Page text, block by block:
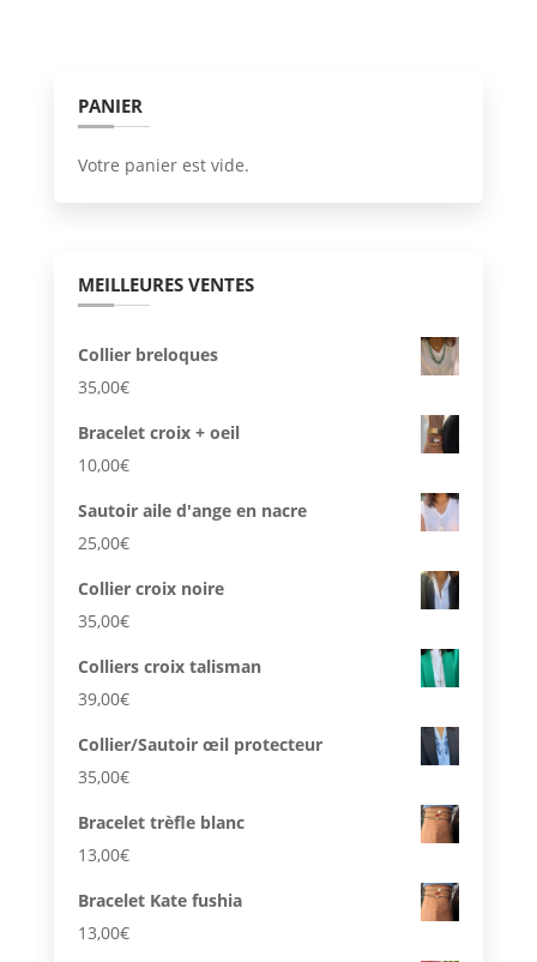
PANIER
Votre panier est vide.
MEILLEURES VENTES
Collier breloques
35,00€
Bracelet croix + oeil
10,00€
Sautoir aile d'ange en nacre
25,00€
Collier croix noire
35,00€
Colliers croix talisman
39,00€
Collier/Sautoir œil protecteur
35,00€
Bracelet trèfle blanc
13,00€
Bracelet Kate fushia
13,00€